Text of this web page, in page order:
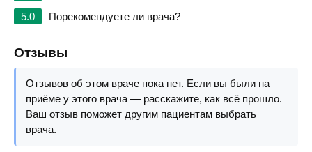
5.0
Порекомендуете ли врача?
Отзывы
Отзывов об этом враче пока нет. Если вы были на
приёме у этого врача — расскажите, как всё прошло.
Ваш отзыв поможет другим пациентам выбрать
врача.